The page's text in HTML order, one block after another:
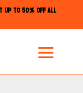
UP TO 50% OFF ALL